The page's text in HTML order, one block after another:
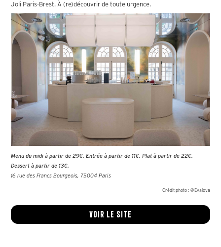
Joli Paris-Brest. À (re)découvrir de toute urgence.
Menu du midi à partir de 29€. Entrée à partir de 11€. Plat à partir de 22€.
Dessert à partir de 13€.
16 rue des Francs Bourgeois, 75004 Paris
Crédit photo : @Evaiova
Voir le site